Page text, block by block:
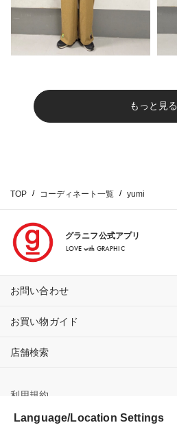
もっと見る
TOP コーディネート一覧 yumi
グラニフ公式アプリ
LOVE with GRAPHIC
お問い合わせ
お買い物ガイド
店舗検索
利用規約
Language/Location Settings